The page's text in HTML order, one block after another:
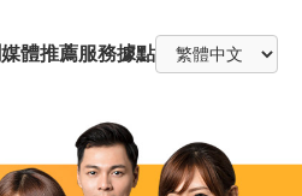
媒體推薦服務據點